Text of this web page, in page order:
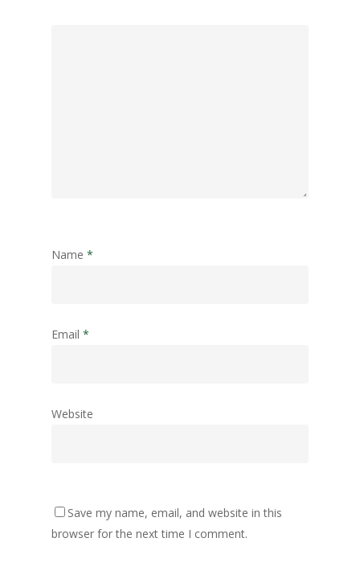
Name *
Email *
Website
Save my name, email, and website in this
browser for the next time I comment.